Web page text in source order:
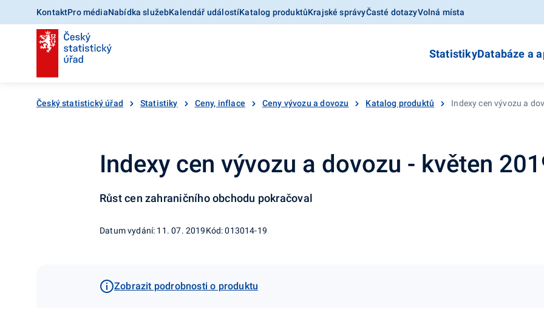
KontaktPro médiaNabídka služebKalendář událostíKatalog produktůKrajské správyČasté dotazyVolná místa
StatistikyDatabáze a
Český statistický úřad Statistiky Ceny, inflace Ceny vývozu a dovozu Katalog produktů Indexy cen vývozu a
Indexy cen vývozu a dovozu - květen
Růst cen zahraničního obchodu pokračoval
Datum vydání: 11. 07. 2019Kód: 013014-19
Zobrazit podrobnosti o produktu